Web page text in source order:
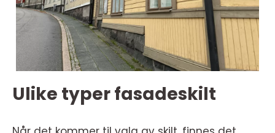
Ulike typer fasadeskilt